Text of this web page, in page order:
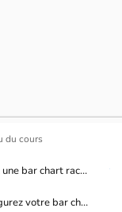
du cours
Créez une bar chart race et intégrez-la à votre site
Configurez votre bar chart race
race et
site